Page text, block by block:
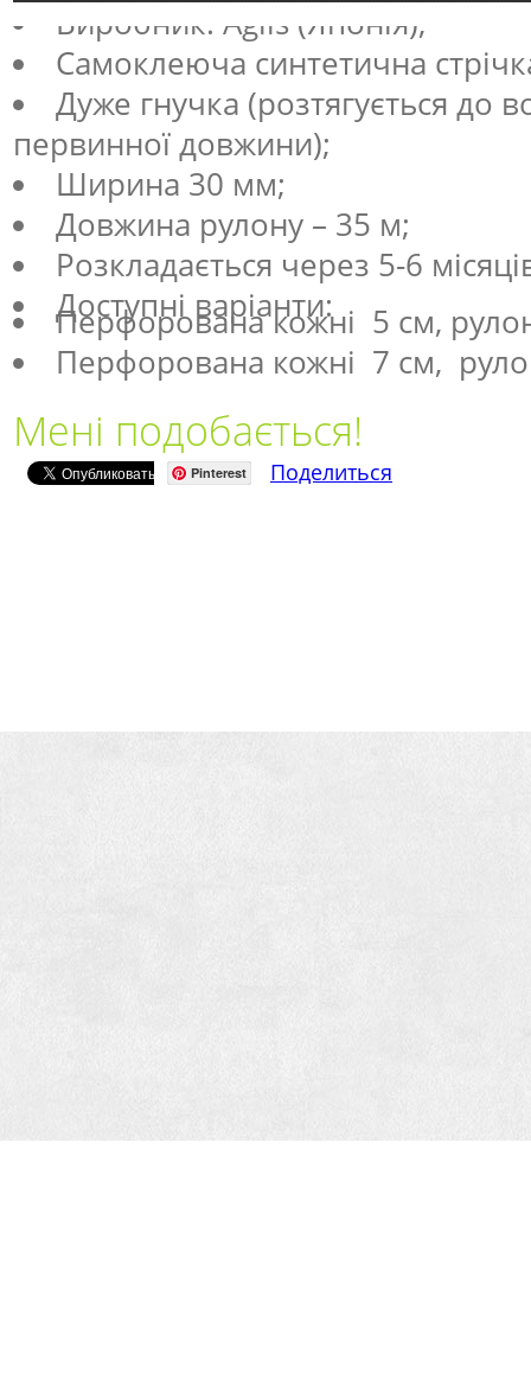
Виробник: Aglis (Японія);
Самоклеюча синтетична
Дуже гнучка (розтягується до
первинної довжини);
Ширина 30 мм;
Довжина рулону – 35 м;
Розкладається через 5-6
Доступні варіанти:
Перфорована кожні 5 см,
Перфорована кожні 7 см,
Мені подобається!
Pinterest Поделиться